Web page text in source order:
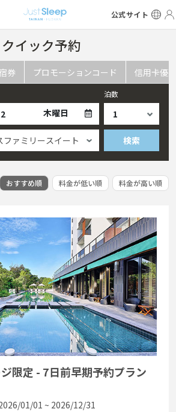
公式サイト
クイック予約
券 プロモーションコード 信用卡優惠
木曜日
泊数
ァミリースイート 検索
おすすめ順 料金が低い順 料金が高い順
限定 - 7日前早期予約プラン
01/01 ~ 2026/12/31